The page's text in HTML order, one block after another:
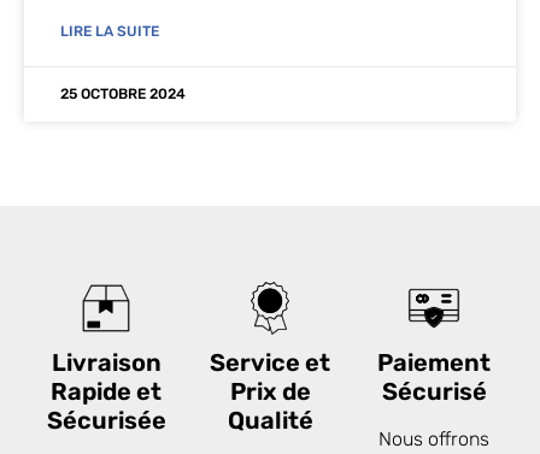
LIRE LA SUITE
25 OCTOBRE 2024
Livraison
Rapide et
Sécurisée
Paiement
Sécurisé
Nous offrons
Service et
Prix de
Qualité